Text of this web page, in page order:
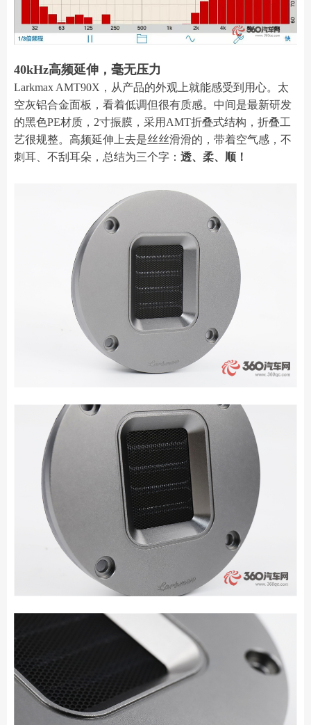
40kHz高频延伸，毫无压力
Larkmax AMT90X，从产品的外观上就能感受到用心。太
空灰铝合金面板，看着低调但很有质感。中间是最新研发
的黑色PE材质，2寸振膜，采用AMT折叠式结构，折叠工
艺很规整。高频延伸上去是丝丝滑滑的，带着空气感，不
刺耳、不刮耳朵，总结为三个字： 透、柔、顺！